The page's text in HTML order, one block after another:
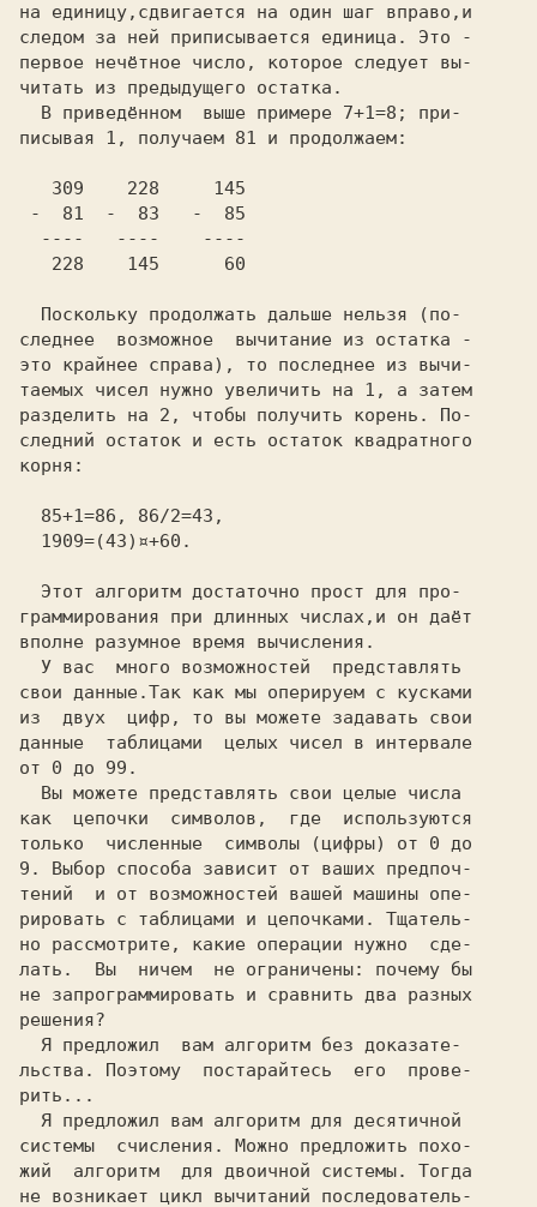
на единицу,сдвигается на один шаг вправо,и
следом за ней приписывается единица. Это -
первое нечётное число, которое следует вы-
читать из предыдущего остатка.
  В приведённом  выше примере
7+1=8;
при-
писывая 1, получаем 81 и продолжаем:
   228    145      60
  Поскольку продолжать дальше нельзя (по-
следнее  возможное  вычитание из остатка -
это крайнее справа), то последнее из вычи-
таемых чисел нужно увеличить на 1,
а затем
разделить на 2,
чтобы получить корень. По-
следний остаток и есть остаток квадратного
корня:
  1909=(43)¤+60.
  Этот алгоритм достаточно прост для про-
граммирования при длинных числах,и он даёт
вполне разумное время вычисления.
  У вас  много возможностей  представлять
свои данные.Так как мы оперируем с кусками
из  двух  цифр, то вы можете задавать свои
данные  таблицами  целых чисел в интервале
от 0 до 99.
  Вы можете представлять свои целые числа
как  цепочки  символов,  где  используются
только  численные  символы (цифры) от 0 до
9.
Выбор способа зависит от ваших предпоч-
тений  и от возможностей вашей машины опе-
рировать с таблицами и цепочками. Тщатель-
но рассмотрите, какие операции нужно  сде-
лать.
Вы  ничем  не ограничены: почему бы
не запрограммировать и сравнить два разных
решения?
  Я предложил  вам алгоритм без доказате-
льства. Поэтому  постарайтесь  его  прове-
рить...
  Я предложил вам алгоритм для десятичной
системы  счисления. Можно предложить похо-
жий  алгоритм  для двоичной системы. Тогда
не возникает цикл вычитаний последователь-